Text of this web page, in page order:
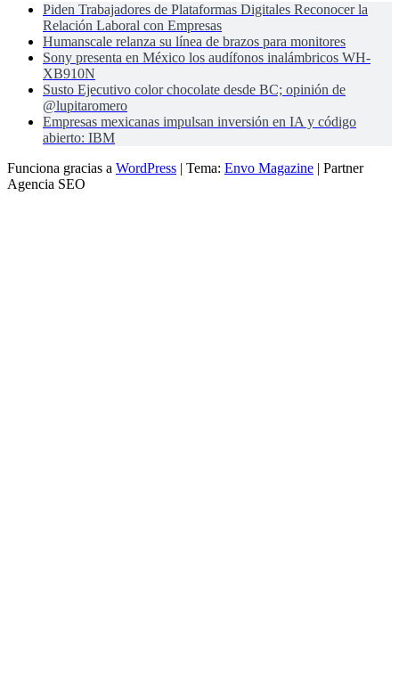
Piden Trabajadores de Plataformas Digitales Reconocer la
Relación Laboral con Empresas
Humanscale relanza su línea de brazos para monitores
Sony presenta en México los audífonos inalámbricos WH-
XB910N
Susto Ejecutivo color chocolate desde BC; opinión de
@lupitaromero
Empresas mexicanas impulsan inversión en IA y código
abierto: IBM
Funciona gracias a WordPress | Tema: Envo Magazine | Partner
Agencia SEO